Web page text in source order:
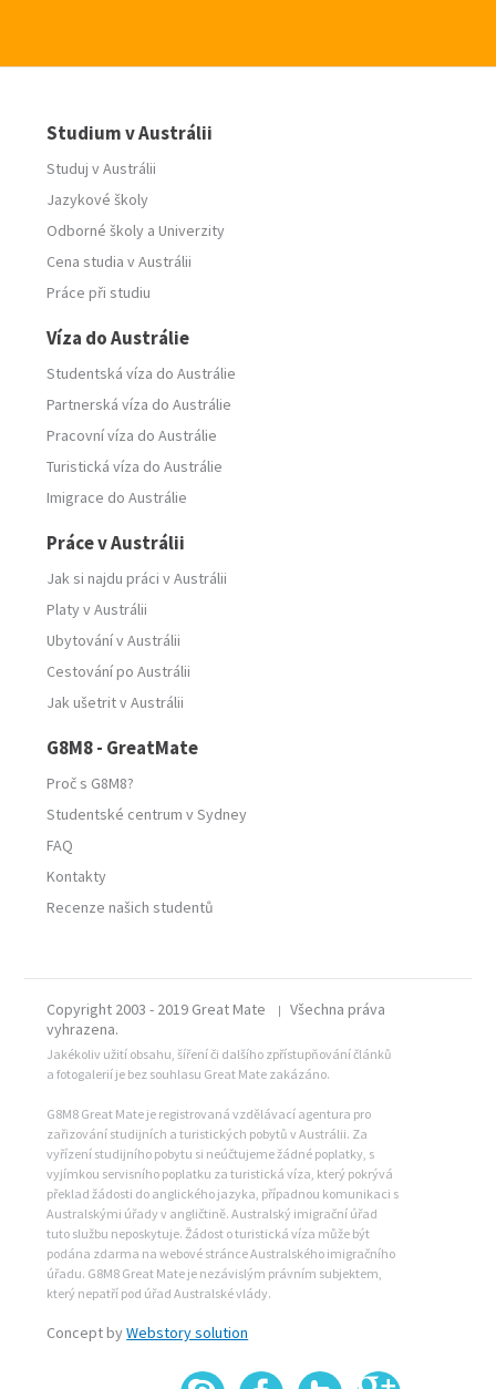
Studium v Austrálii
Studuj v Austrálii
Jazykové školy
Odborné školy aUniverzity
Cena studia v Austrálii
Práce při studiu
Víza do Austrálie
Studentská víza do Austrálie
Partnerská víza do Austrálie
Pracovní víza do Austrálie
Turistická víza do Austrálie
Imigrace do Austrálie
Práce v Austrálii
Jak si najdu práci v Austrálii
Platy v Austrálii
Ubytování v Austrálii
Cestování po Austrálii
Jak ušetrit v Austrálii
G8M8 - GreatMate
Proč s G8M8?
Studentské centrum v Sydney
FAQ
Kontakty
Recenze našich studentů
Copyright 2003 - 2019 Great Mate |
Všechna práva
vyhrazena.
Jakékoliv užití obsahu, šíření či dalšího zpřístupňování článků
a fotogalerií je bez souhlasu Great Mate zakázáno.
G8M8 Great Mate je registrovaná vzdělávací agentura pro
zařizování studijních a turistických pobytů v Austrálii. Za
vyřízení studijního pobytu si neúčtujeme žádné poplatky, s
vyjímkou servisního poplatku za turistická víza, který pokrývá
překlad žádosti do anglického jazyka, případnou komunikaci s
Australskými úřady v angličtině. Australský imigrační úřad
tuto službu neposkytuje. Žádost o turistická víza může být
podána zdarma na webové stránce Australského imigračního
úřadu. G8M8 Great Mate je nezávislým právním subjektem,
který nepatří pod úřad Australské vlády.
Concept byWebstory solution